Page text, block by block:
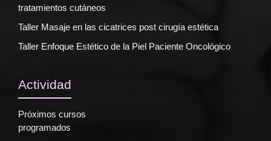
tratamientos cutáneos
Taller Masaje en las cicatrices post cirugía estética
Taller Enfoque Estético de la Piel Paciente Oncológico
Actividad
Próximos cursos
programados